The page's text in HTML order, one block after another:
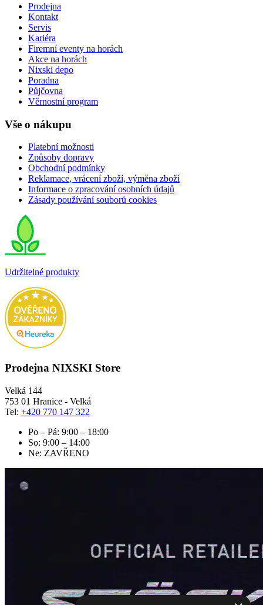
Prodejna
Kontakt
Servis
Kariéra
Firemní eventy na horách
Akce na horách
Nixski depo
Poradna
Půjčovna
Věrnostní program
Vše o nákupu
Platební možnosti
Způsoby dopravy
Obchodní podmínky
Reklamace, vrácení zboží, výměna zboží
Informace o zpracování osobních údajů
Zásady používání souborů cookies
Udržitelné produkty
Prodejna NIXSKI Store
Velká 144
753 01 Hranice - Velká
Tel: +420 770 147 322
Po – Pá: 9:00 – 18:00
So: 9:00 – 14:00
Ne: ZAVŘENO